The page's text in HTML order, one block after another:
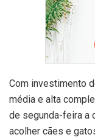
Com investimento
média e alta
de segunda-feira a
acolher cães e